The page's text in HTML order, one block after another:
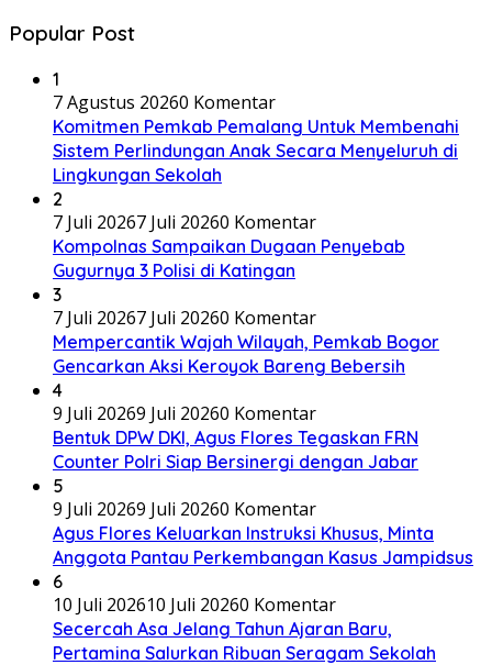
Popular Post
1
7 Agustus 20260 Komentar
Komitmen Pemkab Pemalang Untuk Membenahi
Sistem Perlindungan Anak Secara Menyeluruh di
Lingkungan Sekolah
2
7 Juli 20267 Juli 20260 Komentar
Kompolnas Sampaikan Dugaan Penyebab
Gugurnya 3 Polisi di Katingan
3
7 Juli 20267 Juli 20260 Komentar
Mempercantik Wajah Wilayah, Pemkab Bogor
Gencarkan Aksi Keroyok Bareng Bebersih
4
9 Juli 20269 Juli 20260 Komentar
Bentuk DPW DKI, Agus Flores Tegaskan FRN
Counter Polri Siap Bersinergi dengan Jabar
5
9 Juli 20269 Juli 20260 Komentar
Agus Flores Keluarkan Instruksi Khusus, Minta
Anggota Pantau Perkembangan Kasus Jampidsus
6
10 Juli 202610 Juli 20260 Komentar
Secercah Asa Jelang Tahun Ajaran Baru,
Pertamina Salurkan Ribuan Seragam Sekolah